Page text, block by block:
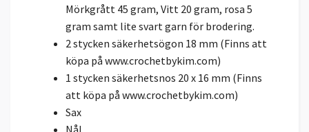
Mörkgrått 45 gram, Vitt 20 gram, rosa 5
gram samt lite svart garn för brodering.
2 stycken säkerhetsögon 18 mm (Finns att
köpa på www.crochetbykim.com)
1 stycken säkerhetsnos 20 x 16 mm (Finns
att köpa på www.crochetbykim.com)
Sax